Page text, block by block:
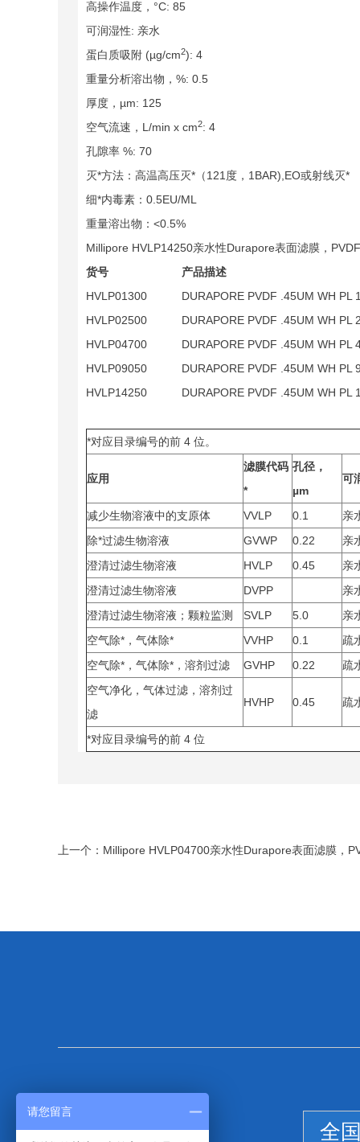
高操作温度，°C: 85
可润湿性: 亲水
蛋白质吸附 (µg/cm2): 4
重量分析溶出物，%: 0.5
厚度，µm: 125
空气流速，L/min x cm2: 4
孔隙率 %: 70
灭*方法：高温高压灭*（121度，1BAR),EO或射线灭*
细*内毒素：0.5EU/ML
重量溶出物：<0.5%
Millipore HVLP14250亲水性Durapore表面滤膜，
货号
产品描述
HVLP01300
DURAPORE PVDF .45UM WH PL
HVLP02500
DURAPORE PVDF .45UM WH PL
HVLP04700
DURAPORE PVDF .45UM WH PL
HVLP09050
DURAPORE PVDF .45UM WH PL
HVLP14250
DURAPORE PVDF .45UM WH PL
*对应目录编号的前 4 位。
应用
滤膜代码
*
孔径，
µm
可
减少生物溶液中的支原体 VVLP 0.1
亲
除*过滤生物溶液
GVWP 0.22
亲
澄清过滤生物溶液
HVLP 0.45
亲
澄清过滤生物溶液
DVPP
亲
澄清过滤生物溶液；颗粒监测
SVLP 5.0
亲
空气除*，气体除*
VVHP 0.1
疏
空气除*，气体除*，溶剂过滤
GVHP 0.22
疏
空气净化，气体过滤，溶剂过
滤
HVHP 0.45 疏
*对应目录编号的前 4 位
上一个： Millipore HVLP04700亲水性Durapore表面滤膜，
全
请您留言